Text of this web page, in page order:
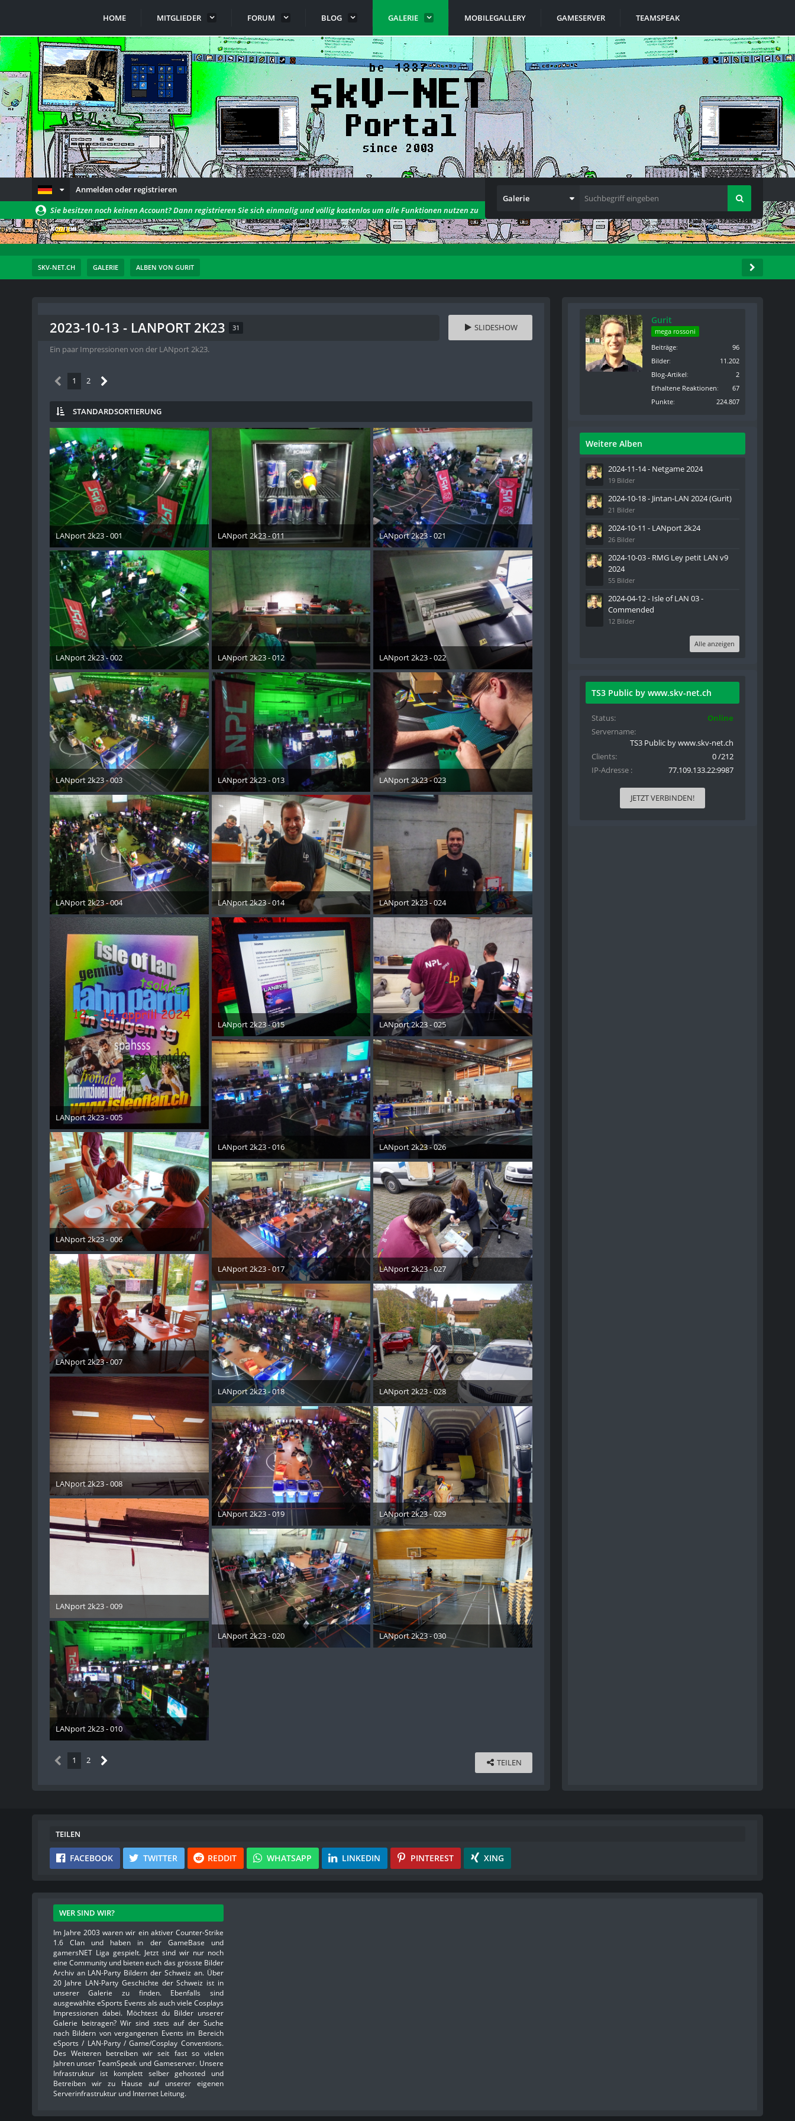
HOME MITGLIEDER FORUM BLOG GALERIE MOBILEGALLERY GAMESERVER TEAMSPEAK
Anmelden oder registrieren
Galerie
Sie besitzen noch keinen Account? Dann registrieren Sie sich einmalig und völlig kostenlos um alle Funktionen nutzen zu
können!
SKV-NET.CH GALERIE ALBEN VON GURIT
2023-10-13 - LANPORT 2K23 31
Ein paar Impressionen von der LANport 2k23.
SLIDESHOW
1 2
STANDARDSORTIERUNG
LANport 2k23 - 001
30. Oktober 2023
LANport 2k23 - 002
30. Oktober 2023
LANport 2k23 - 003
30. Oktober 2023
LANport 2k23 - 004
30. Oktober 2023
LANport 2k23 - 005
30. Oktober 2023
LANport 2k23 - 006
30. Oktober 2023
LANport 2k23 - 007
30. Oktober 2023
LANport 2k23 - 008
30. Oktober 2023
LANport 2k23 - 009
30. Oktober 2023
LANport 2k23 - 010
30. Oktober 2023
LANport 2k23 - 011
30. Oktober 2023
LANport 2k23 - 012
30. Oktober 2023
LANport 2k23 - 013
30. Oktober 2023
LANport 2k23 - 014
30. Oktober 2023
LANport 2k23 - 015
30. Oktober 2023
LANport 2k23 - 016
30. Oktober 2023
LANport 2k23 - 017
30. Oktober 2023
LANport 2k23 - 018
30. Oktober 2023
LANport 2k23 - 019
30. Oktober 2023
LANport 2k23 - 020
30. Oktober 2023
LANport 2k23 - 021
30. Oktober 2023
LANport 2k23 - 022
30. Oktober 2023
LANport 2k23 - 023
30. Oktober 2023
LANport 2k23 - 024
30. Oktober 2023
LANport 2k23 - 025
30. Oktober 2023
LANport 2k23 - 026
30. Oktober 2023
LANport 2k23 - 027
30. Oktober 2023
LANport 2k23 - 028
30. Oktober 2023
LANport 2k23 - 029
30. Oktober 2023
LANport 2k23 - 030
30. Oktober 2023
1 2 TEILEN
Gurit
mega rossoni
Beiträge
96
Bilder
11.202
Blog-Artikel
2
Erhaltene Reaktionen
67
Punkte
224.807
Weitere Alben
2024-11-14 - Netgame 2024
19 Bilder
2024-10-18 - Jintan-LAN 2024 (Gurit)
21 Bilder
2024-10-11 - LANport 2k24
26 Bilder
2024-10-03 - RMG Ley petit LAN v9
2024
55 Bilder
2024-04-12 - Isle of LAN 03 -
Commended
12 Bilder
Alle anzeigen
TS3 Public by www.skv-net.ch
Status
Online
Servername
TS3 Public by www.skv-net.ch
Clients
0 /212
IP-Adresse
77.109.133.22:9987
JETZT VERBINDEN!
TEILEN
FACEBOOK TWITTER REDDIT WHATSAPP LINKEDIN PINTEREST XING
WER SIND WIR?
Im Jahre 2003 waren wir ein aktiver Counter-Strike
1.6 Clan und haben in der GameBase und
gamersNET Liga gespielt. Jetzt sind wir nur noch
eine Community und bieten euch das grösste Bilder
Archiv an LAN-Party Bildern der Schweiz an. Über
20 Jahre LAN-Party Geschichte der Schweiz ist in
unserer Galerie zu finden. Ebenfalls sind
ausgewählte eSports Events als auch viele Cosplays
Impressionen dabei. Möchtest du Bilder unserer
Galerie beitragen? Wir sind stets auf der Suche
nach Bildern von vergangenen Events im Bereich
eSports / LAN-Party / Game/Cosplay Conventions.
Des Weiteren betreiben wir seit fast so vielen
Jahren unser TeamSpeak und Gameserver. Unsere
Infrastruktur ist komplett selber gehosted und
Betreiben wir zu Hause auf unserer eigenen
Serverinfrastruktur und Internet Leitung.